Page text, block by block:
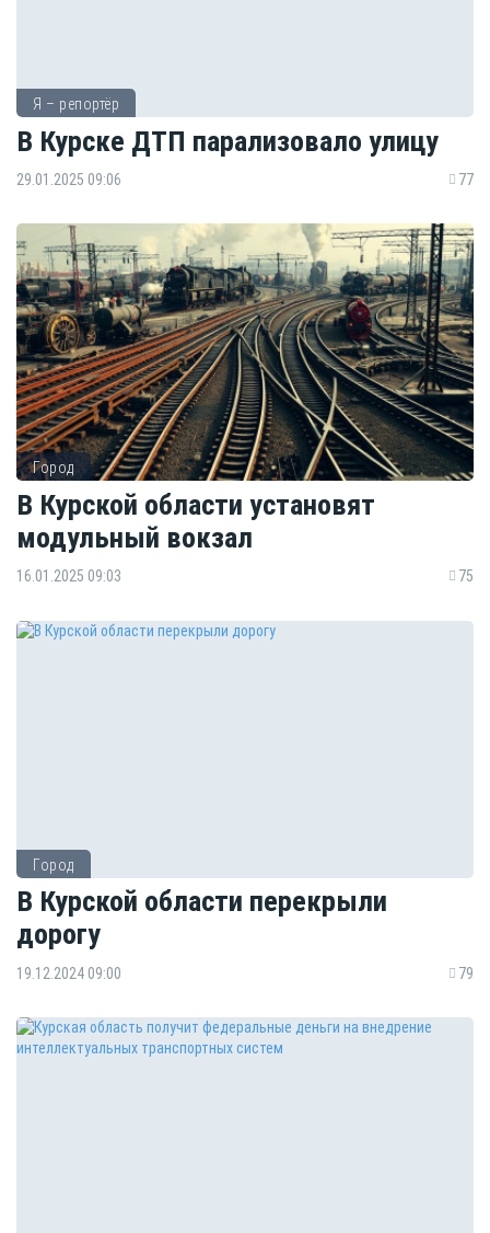
Я – репортёр
В Курске ДТП парализовало улицу
29.01.2025 09:06 77
Город
В Курской области установят
модульный вокзал
16.01.2025 09:03 75
Город
В Курской области перекрыли
дорогу
19.12.2024 09:00 79